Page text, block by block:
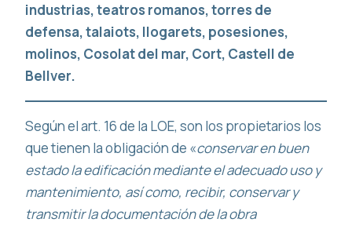
industrias, teatros romanos, torres de
defensa, talaiots, llogarets, posesiones,
molinos, Cosolat del mar, Cort, Castell de
Bellver.
Según el art. 16 de la LOE, son los propietarios los
que tienen la obligación de «conservar en buen
estado la edificación mediante el adecuado uso y
mantenimiento, así como, recibir, conservar y
transmitir la documentación de la obra